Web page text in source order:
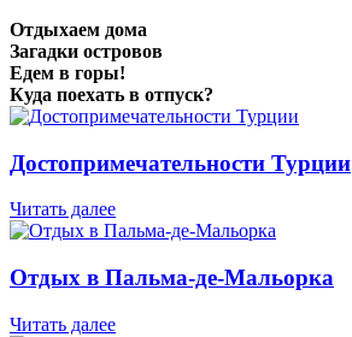
Отдыхаем дома
Загадки островов
Едем в горы!
Куда поехать в отпуск?
Достопримечательности Турции
Читать далее
Отдых в Пальма-де-Мальорка
Читать далее